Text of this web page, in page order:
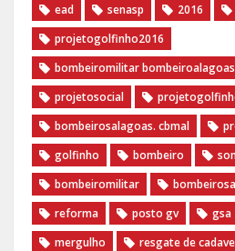
ead
senasp 2016
projetogolfinho2016
bombeiromilitar bombeiroalagoas
projetosocial
bombeirosalagoas. cbmal
golfinho
bombeiro
bombeiromilitar
reforma
posto gv gsa
mergulho
resgate de